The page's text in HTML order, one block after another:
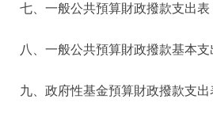
七、一般公共預算財政撥款支出表
八、一般公共預算財政撥款基本支
九、政府性基金預算財政撥款支出